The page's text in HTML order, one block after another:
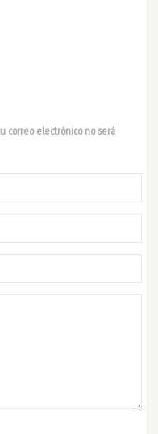
correo electrónico no será